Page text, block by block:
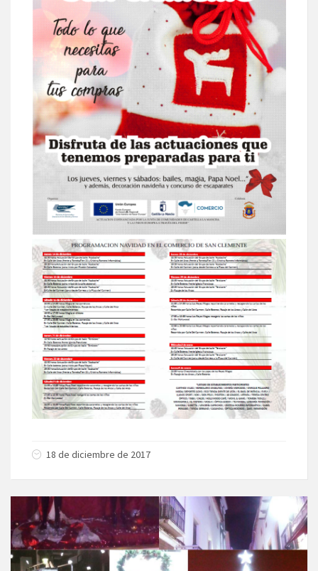
18 de diciembre de 2017